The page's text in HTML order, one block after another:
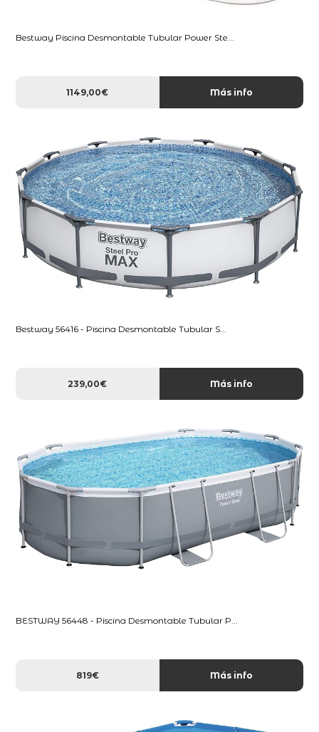
Bestway Piscina Desmontable Tubular Power Ste...
1149,00€ Más info
Bestway 56416 - Piscina Desmontable Tubular S...
239,00€ Más info
BESTWAY 56448 - Piscina Desmontable Tubular P...
819€ Más info